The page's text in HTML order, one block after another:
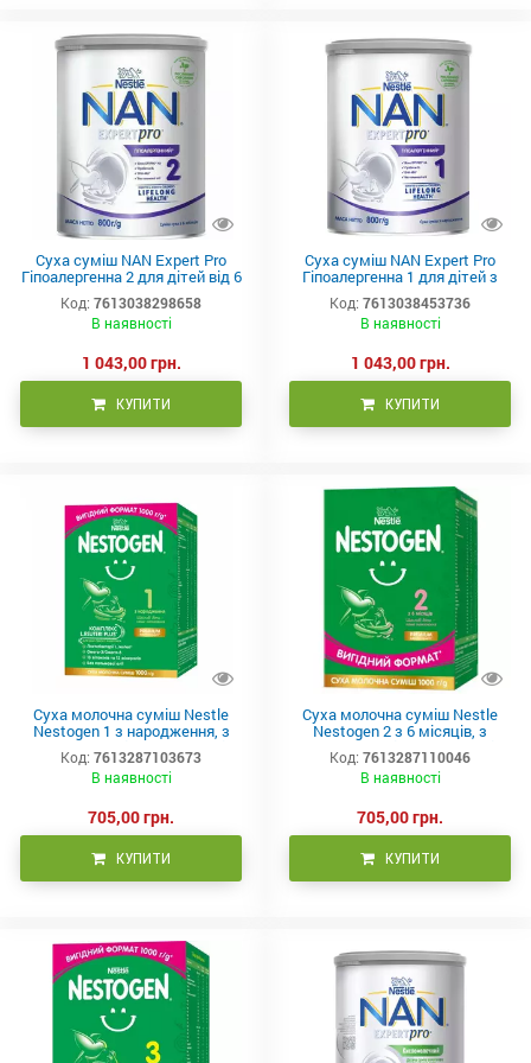
Суха суміш NAN Expert Pro
Гіпоалергенна 2 для дітей від 6
місяців, 800 г
Код: 7613038298658
В наявності
1 043,00 грн.
КУПИТИ
Суха суміш NAN Expert Pro
Гіпоалергенна 1 для дітей з
народження, 800 г
Код: 7613038453736
В наявності
1 043,00 грн.
КУПИТИ
Суха молочна суміш Nestle
Nestogen 1 з народження, з
лактобактеріями L. Reuteri,
1000г
Код: 7613287103673
В наявності
705,00 грн.
КУПИТИ
Суха молочна суміш Nestle
Nestogen 2 з 6 місяців, з
лактобактеріями L. Reuteri,
1000г
Код: 7613287110046
В наявності
705,00 грн.
КУПИТИ